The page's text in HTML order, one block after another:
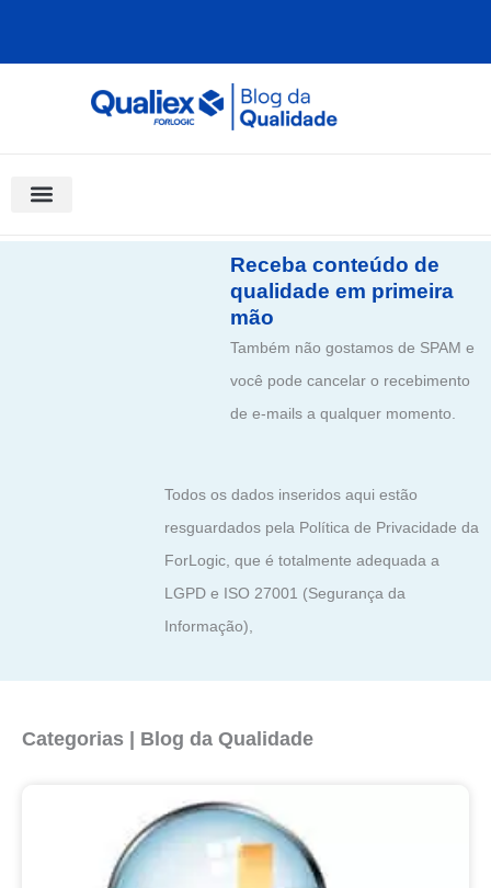
Receba conteúdo de
qualidade em primeira
mão
Também não gostamos de SPAM e
você pode cancelar o recebimento
de e-mails a qualquer momento.
Todos os dados inseridos aqui estão
resguardados pela Política de Privacidade da
ForLogic, que é totalmente adequada a
LGPD e ISO 27001 (Segurança da
Informação),
Categorias | Blog da Qualidade